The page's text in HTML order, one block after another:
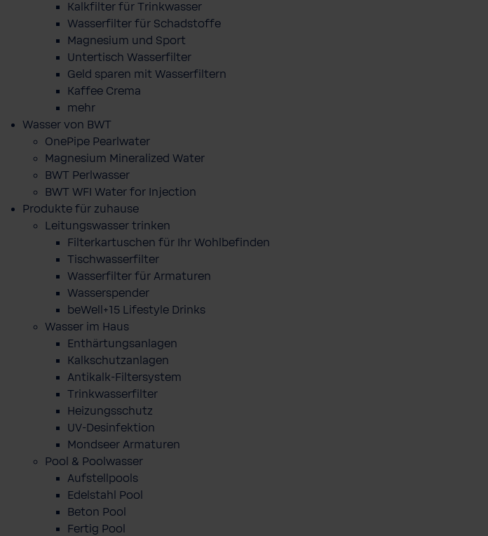
Kalkfilter für Trinkwasser
Wasserfilter für Schadstoffe
Magnesium und Sport
Untertisch Wasserfilter
Geld sparen mit Wasserfiltern
Kaffee Crema
mehr
Wasser von BWT
OnePipe Pearlwater
Magnesium Mineralized Water
BWT Perlwasser
BWT WFI Water for Injection
Produkte für zuhause
Leitungswasser trinken
Filterkartuschen für Ihr Wohlbefinden
Tischwasserfilter
Wasserfilter für Armaturen
Wasserspender
beWell+15 Lifestyle Drinks
Wasser im Haus
Enthärtungsanlagen
Kalkschutzanlagen
Antikalk-Filtersystem
Trinkwasserfilter
Heizungsschutz
UV-Desinfektion
Mondseer Armaturen
Pool & Poolwasser
Aufstellpools
Edelstahl Pool
Beton Pool
Fertig Pool